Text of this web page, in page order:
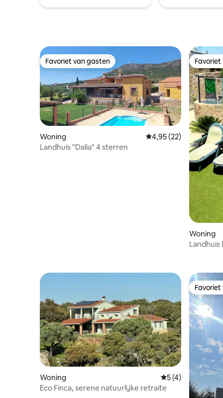
Favoriet van gasten
Favoriet van gasten
Woning Gemiddelde
4,95 (22)
Landhuis "Dalia" 4 sterren
Woning
Landhuis
Woning Gemiddelde
5 (4)
Eco Finca, serene natuurlijke retraite